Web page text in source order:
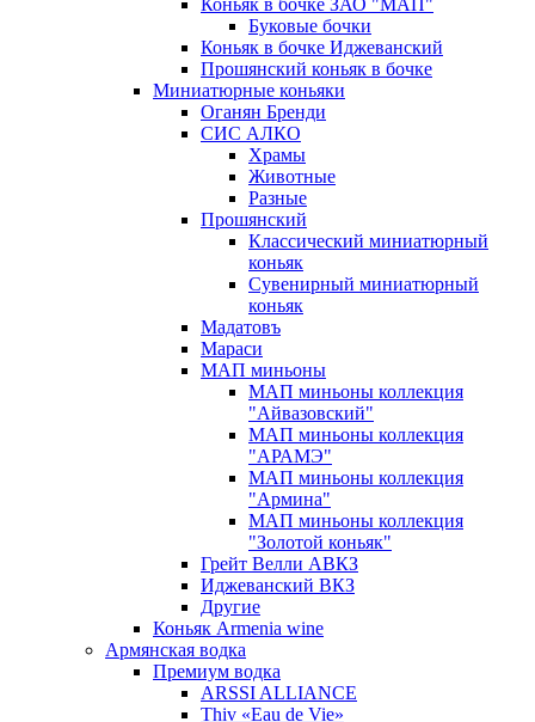
Коньяк в бочке ЗАО "МАП"
Буковые бочки
Коньяк в бочке Иджеванский
Прошянский коньяк в бочке
Миниатюрные коньяки
Оганян Бренди
СИС АЛКО
Храмы
Животные
Разные
Прошянский
Классический миниатюрный
коньяк
Сувенирный миниатюрный
коньяк
Мадатовъ
Мараси
МАП миньоны
МАП миньоны коллекция
"Айвазовский"
МАП миньоны коллекция
"АРАМЭ"
МАП миньоны коллекция
"Армина"
МАП миньоны коллекция
"Золотой коньяк"
Грейт Велли АВКЗ
Иджеванский ВКЗ
Другие
Коньяк Armenia wine
Армянская водка
Премиум водка
ARSSI ALLIANCE
Thiv «Eau de Vie»